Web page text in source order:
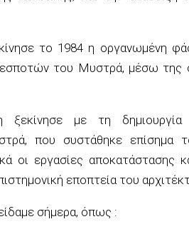
το 1984 η οργανωμένη
του Μυστρά, μέσω της
ξεκίνησε με τη δημιουργία
που συστάθηκε επίσημα
οι εργασίες
εποπτεία του
σήμερα, όπως :